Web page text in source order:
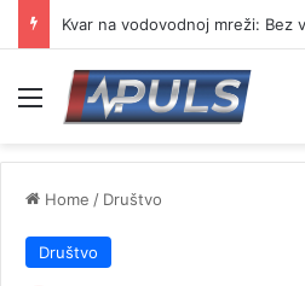
Menu
Home / Društvo
Društvo